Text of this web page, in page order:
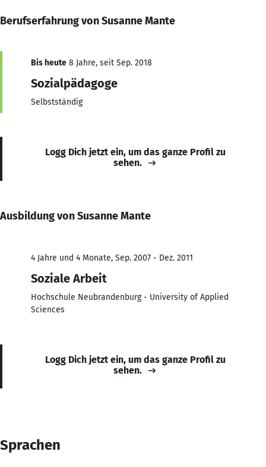
Berufserfahrung von Susanne Mante
Bis heute 8 Jahre, seit Sep. 2018
Sozialpädagoge
Selbstständig
Logg Dich jetzt ein, um das ganze Profil zu
sehen.
Ausbildung von Susanne Mante
4 Jahre und 4 Monate, Sep. 2007 - Dez. 2011
Soziale Arbeit
Hochschule Neubrandenburg - University of Applied
Sciences
Logg Dich jetzt ein, um das ganze Profil zu
sehen.
Sprachen